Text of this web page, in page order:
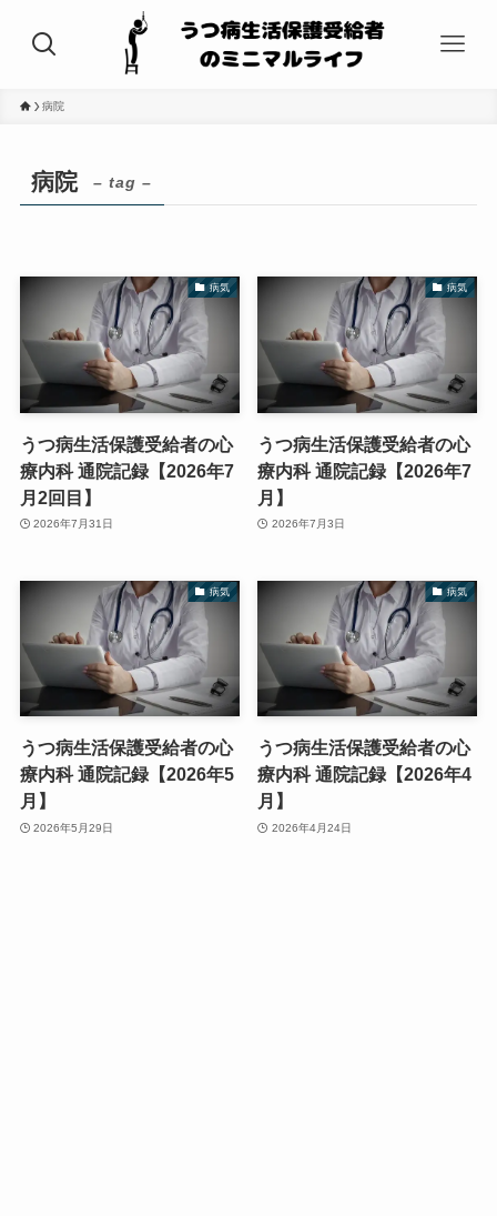
病院
病院 – tag –
病気
うつ病生活保護受給者の心
療内科 通院記録【2026年7
月2回目】
2026年7月31日
病気
うつ病生活保護受給者の心
療内科 通院記録【2026年7
月】
2026年7月3日
病気
うつ病生活保護受給者の心
療内科 通院記録【2026年5
月】
2026年5月29日
病気
うつ病生活保護受給者の心
療内科 通院記録【2026年4
月】
2026年4月24日